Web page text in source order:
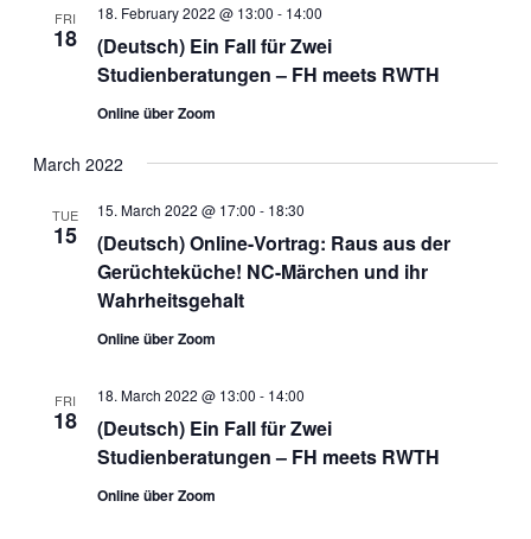
FRI
18
(Deutsch) Ein Fall für Zwei
Studienberatungen – FH meets RWTH
18. February 2022 @ 13:00 - 14:00
Online über Zoom
March 2022
TUE
15
(Deutsch) Online-Vortrag: Raus aus der
Gerüchteküche! NC-Märchen und ihr
Wahrheitsgehalt
15. March 2022 @ 17:00 - 18:30
Online über Zoom
FRI
18
(Deutsch) Ein Fall für Zwei
Studienberatungen – FH meets RWTH
18. March 2022 @ 13:00 - 14:00
Online über Zoom